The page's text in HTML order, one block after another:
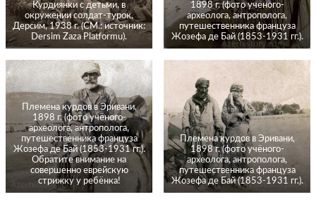
Курдиянки с детьми, в
окружении солдат-турок,
Дерсим, 1938 г. (СМ.: источник:
Dersim Zaza Platformu).
1898 г. (фото учёного-
археолога, антрополога,
путешественника француза
Жозефа де Бай (1853-1931 гг.).
Племена курдов в Эривани,
1898 г. (фото учёного-
археолога, антрополога,
путешественника француза
Жозефа де Бай (1853-1931 гг.).
Обратите внимание на
совершенно еврейскую
стрижку у ребёнка!
Племена курдов в Эривани,
1898 г. (фото учёного-
археолога, антрополога,
путешественника француза
Жозефа де Бай (1853-1931 гг.).